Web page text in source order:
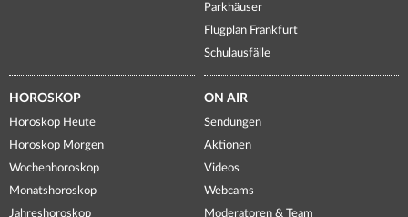
Parkhäuser
Flugplan Frankfurt
Schulausfälle
HOROSKOP
Horoskop Heute
Horoskop Morgen
Wochenhoroskop
Monatshoroskop
Jahreshoroskop
ON AIR
Sendungen
Aktionen
Videos
Webcams
Moderatoren & Team